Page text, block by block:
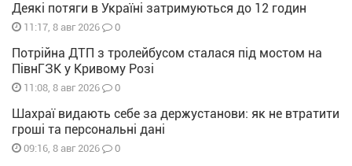
Деякі потяги в Україні затримуються до 12 годин
11:17, 8 авг 2026 0
Потрійна ДТП з тролейбусом сталася під мостом на
ПівнГЗК у Кривому Розі
11:08, 8 авг 2026 0
Шахраї видають себе за держустанови: як не втратити
гроші та персональні дані
09:16, 8 авг 2026 0